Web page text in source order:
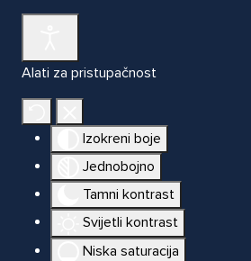
Alati za pristupačnost
Izokreni boje
Jednobojno
Tamni kontrast
Svijetli kontrast
Niska saturacija